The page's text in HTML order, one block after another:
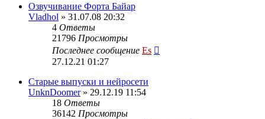
Озвучивание Форта Байар
Vladhol » 31.07.08 20:32
4 Ответы
21796 Просмотры
Последнее сообщение Es
27.12.21 01:27
Старые выпуски и нейросети
UnknDoomer» 29.12.19 11:54
18 Ответы
36142 Просмотры